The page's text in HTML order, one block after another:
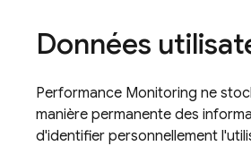
Données
Performance Monitoring ne
manière permanente des
d'identifier personnellement